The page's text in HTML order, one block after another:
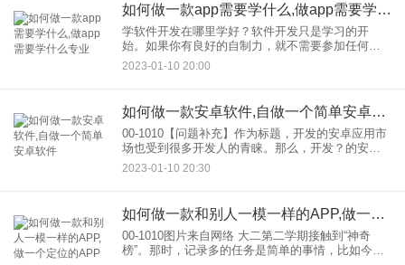
如何做一款app需要学什么,做app需要学什么专业
学软件开发在哪里学好？软件开发只是学习的开
始。如果你有良好的自制力，就不需要参加任何培
训班；如果你自制力差，你可以参加任何培训班。
大多数培训班都会告诉你他们教的Python和Java有
2023-01-10 20:00
如何做一款安卓软件,自做一个简单安卓软件
00-1010【问题补充】作为标题，开发的安卓应用市
场也受到很多开发人的青睐。那么，开发？的安卓
应用怎么样 首先你要知道怎么写程序代码，熟悉安
卓App开发语言——Java技术。同时还要学习各种类
2023-01-10 20:30
如何做一款和别人一模一样的APP,做一个定位的APP
00-1010图片来自网络 大二第二学期接触到“神奇
榜”。那时，记录多的任务是简单的事情，比如今天